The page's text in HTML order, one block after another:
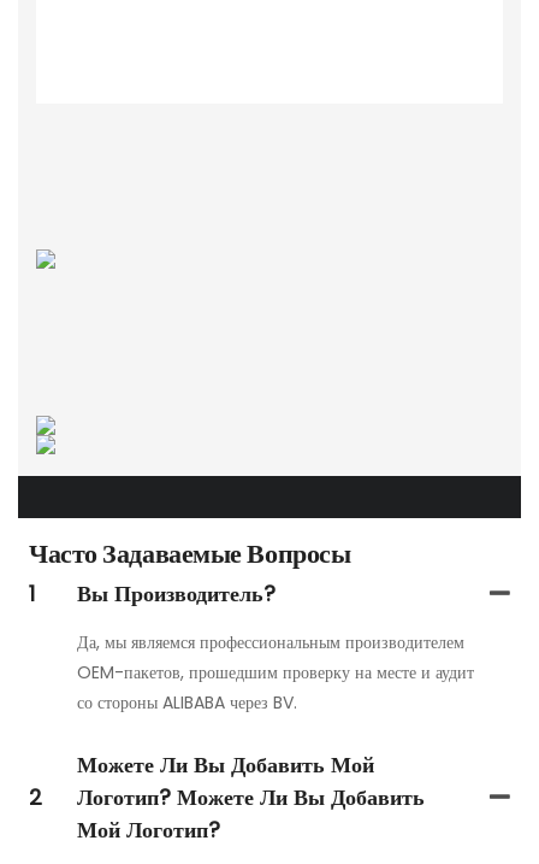
Часто Задаваемые Вопросы
1 Вы Производитель?
Да, мы являемся профессиональным производителем
OEM-пакетов, прошедшим проверку на месте и аудит
со стороны ALIBABA через BV.
2
Можете Ли Вы Добавить Мой
Логотип? Можете Ли Вы Добавить
Мой Логотип?